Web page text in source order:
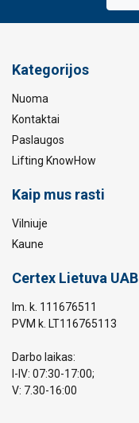
Kategorijos
Nuoma
Kontaktai
Paslaugos
Lifting KnowHow
Kaip mus rasti
Vilniuje
Kaune
Certex Lietuva UAB
Im. k. 111676511
PVM k. LT116765113
Darbo laikas:
I-IV: 07:30-17:00;
V: 7.30-16:00